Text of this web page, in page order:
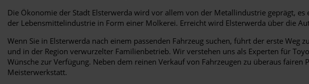
Die Ökonomie der Stadt Elsterwerda wird vor allem von der Metallindustrie geprägt,
der Lebensmittelindustrie in Form einer Molkerei. Erreicht wird Elsterwerda über die
Wenn Sie in Elsterwerda nach einem passenden Fahrzeug suchen, führt der erste
und in der Region verwurzelter Familienbetrieb. Wir verstehen uns als Experten für
Wünsche zur Verfügung. Neben dem reinen Verkauf von Fahrzeugen zu überaus
Meisterwerkstatt.